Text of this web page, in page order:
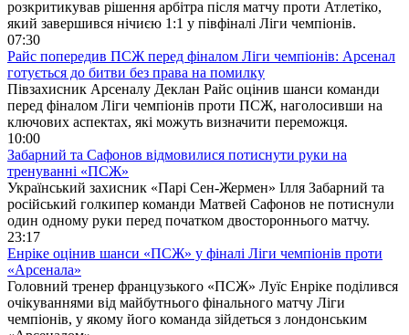
розкритикував рішення арбітра після матчу проти Атлетіко,
який завершився нічиєю 1:1 у півфіналі Ліги чемпіонів.
07:30
Райс попередив ПСЖ перед фіналом Ліги чемпіонів: Арсенал
готується до битви без права на помилку
Півзахисник Арсеналу Деклан Райс оцінив шанси команди
перед фіналом Ліги чемпіонів проти ПСЖ, наголосивши на
ключових аспектах, які можуть визначити переможця.
10:00
Забарний та Сафонов відмовилися потиснути руки на
тренуванні «ПСЖ»
Український захисник «Парі Сен-Жермен» Ілля Забарний та
російський голкипер команди Матвей Сафонов не потиснули
один одному руки перед початком двостороннього матчу.
23:17
Енріке оцінив шанси «ПСЖ» у фіналі Ліги чемпіонів проти
«Арсенала»
Головний тренер французького «ПСЖ» Луїс Енріке поділився
очікуваннями від майбутнього фінального матчу Ліги
чемпіонів, у якому його команда зійдеться з лондонським